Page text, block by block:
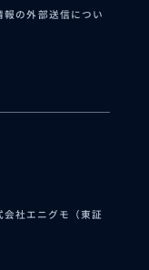
報の外部送信につい
会社エニグモ（東証